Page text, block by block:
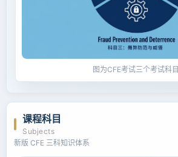
图为CFE考试三个考试科目
课程科目
Subjects
新版 CFE 三科知识体系